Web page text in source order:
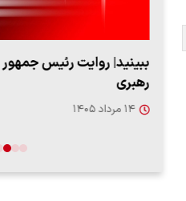
ببینید| روایت رئیس
رهبری
۱۴ مرداد ۱۴۰۵